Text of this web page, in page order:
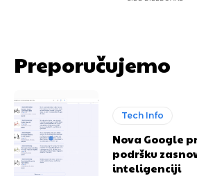
Preporučujemo
Tech Info
Nova Google
podršku
inteligenciji